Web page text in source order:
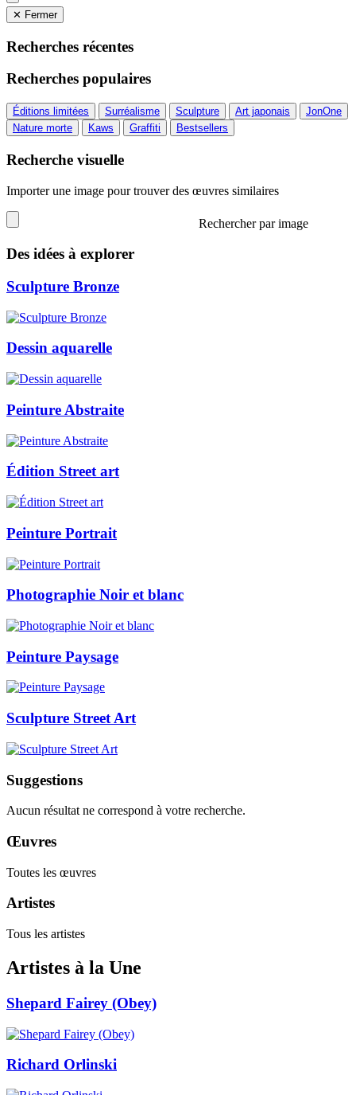
✕ Fermer
Recherches récentes
Recherches populaires
Éditions limitées Surréalisme Sculpture Art japonais
JonOne
Nature morte
Kaws Graffiti Bestsellers
Recherche visuelle
Importer une image pour trouver des œuvres similaires
Rechercher par image
Des idées à explorer
Sculpture Bronze
Dessin aquarelle
Peinture Abstraite
Édition Street art
Peinture Portrait
Photographie Noir et blanc
Peinture Paysage
Sculpture Street Art
Suggestions
Aucun résultat ne correspond à votre recherche.
Œuvres
Toutes les œuvres
Artistes
Tous les artistes
Artistes à la Une
Shepard Fairey (Obey)
Richard Orlinski